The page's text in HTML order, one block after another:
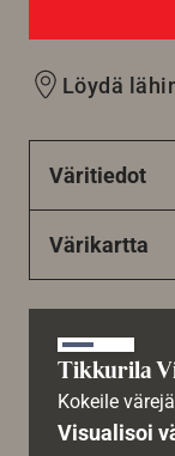
Löydä
Väritiedot
Värikartta
Tikkurila
Kokeile
Visualisoi